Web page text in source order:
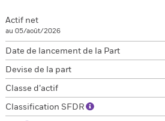
Actif net
au 05/août/2026
Date de lancement de la Part
Devise de la part
Classe d’actif
Classification SFDR